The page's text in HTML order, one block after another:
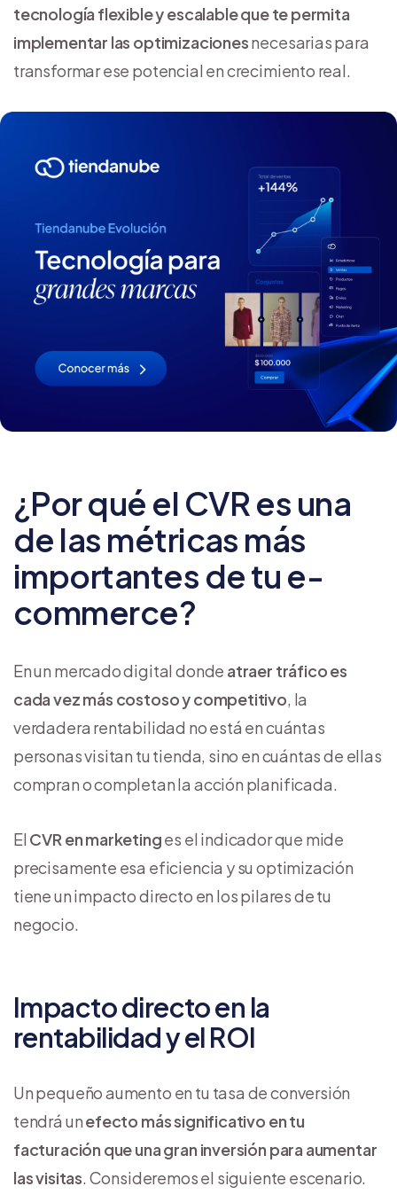
tecnología flexible y escalable que te permita
implementar las optimizacionesnecesarias para
transformar ese potencial en crecimiento real.
¿Por qué el CVR es una
de las métricas más
importantes de tu e-
commerce?
En un mercado digital donde atraer tráfico es
cada vez más costoso y competitivo, la
verdadera rentabilidad no está en cuántas
personas visitan tu tienda, sino en cuántas de ellas
compran o completan la acción planificada.
El CVR en marketinges el indicador que mide
precisamente esa eficiencia y su optimización
tiene un impacto directo en los pilares de tu
negocio.
Impacto directo en la
rentabilidad y el ROI
Un pequeño aumento en tu tasa de conversión
tendrá unefecto más significativo en tu
facturación que una gran inversión para aumentar
las visitas. Consideremos el siguiente escenario.